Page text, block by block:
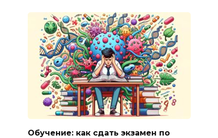
Обучение: как сдать экзамен по